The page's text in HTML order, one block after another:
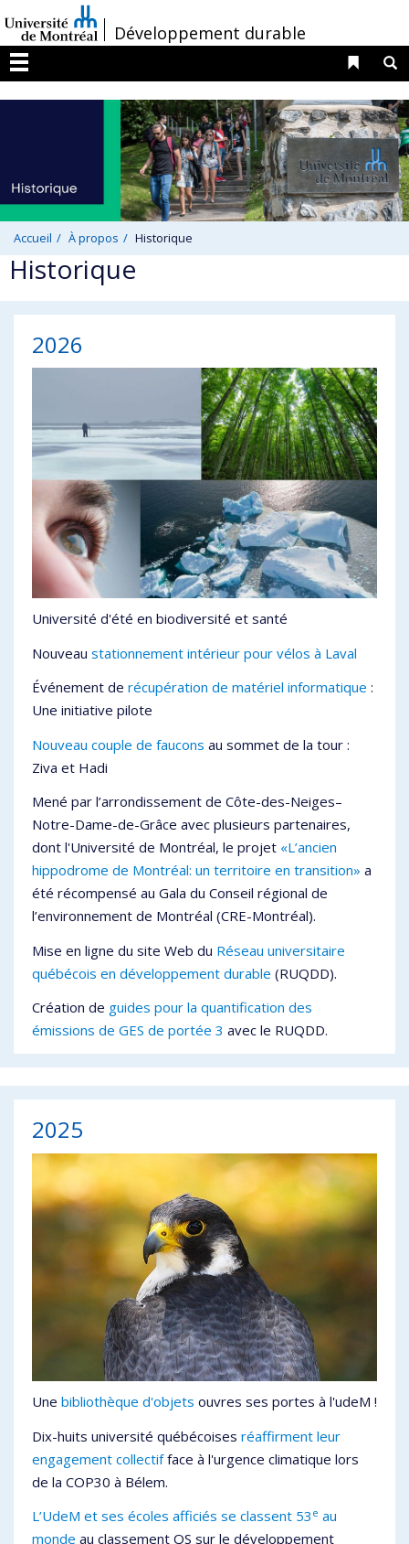
au
contenu
/Développement durable
Menu
Liens
Accueil À propos Historique
Historique
2026
Université d'été en biodiversité et santé
Nouveau stationnement intérieur pour vélos à Laval
Événement de récupération de matériel informatique :
Une initiative pilote
Nouveau couple de faucons au sommet de la tour :
Ziva et Hadi
Mené par l’arrondissement de Côte-des-Neiges–
Notre-Dame-de-Grâce avec plusieurs partenaires,
dont l'Université de Montréal, le projet «L’ancien
hippodrome de Montréal: un territoire en transition» a
été récompensé au Gala du Conseil régional de
l’environnement de Montréal (CRE-Montréal).
Mise en ligne du site Web du Réseau universitaire
québécois en développement durable (RUQDD).
Création de guides pour la quantification des
émissions de GES de portée 3 avec le RUQDD.
2025
Une bibliothèque d'objets ouvres ses portes à l'udeM !
Dix-huits université québécoises réaffirment leur
engagement collectifface à l'urgence climatique lors
de la COP30 à Bélem.
L’UdeM et ses écoles afficiés se classent 53 e au
monde au classement QS sur le développement